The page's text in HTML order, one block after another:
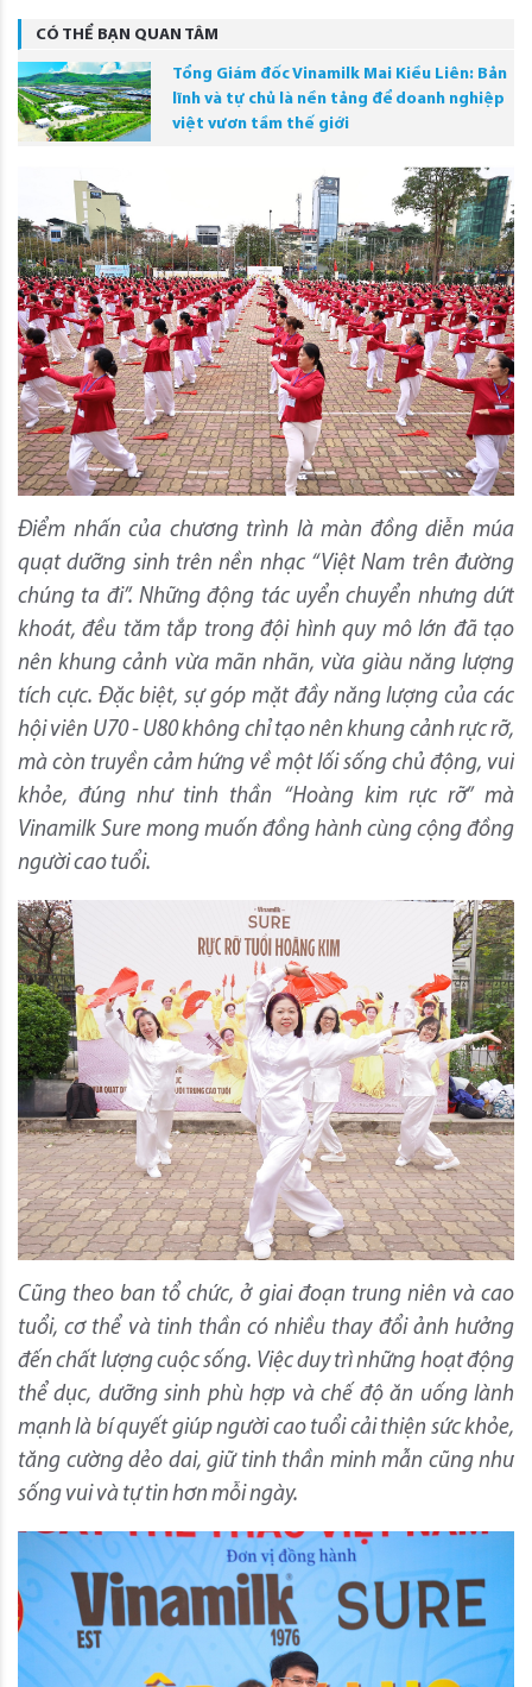
CÓ THỂ BẠN QUAN TÂM
Tổng Giám đốc Vinamilk Mai Kiều Liên: Bản
lĩnh và tự chủ là nền tảng để doanh nghiệp
việt vươn tầm thế giới
Điểm nhấn của chương trình là màn đồng diễn múa
quạt dưỡng sinh trên nền nhạc “Việt Nam trên đường
chúng ta đi”. Những động tác uyển chuyển nhưng dứt
khoát, đều tăm tắp trong đội hình quy mô lớn đã tạo
nên khung cảnh vừa mãn nhãn, vừa giàu năng lượng
tích cực. Đặc biệt, sự góp mặt đầy năng lượng của các
hội viên U70 - U80 không chỉ tạo nên khung cảnh rực rỡ,
mà còn truyền cảm hứng về một lối sống chủ động, vui
khỏe, đúng như tinh thần “Hoàng kim rực rỡ” mà
Vinamilk Sure mong muốn đồng hành cùng cộng đồng
người cao tuổi.
Cũng theo ban tổ chức, ở giai đoạn trung niên và cao
tuổi, cơ thể và tinh thần có nhiều thay đổi ảnh hưởng
đến chất lượng cuộc sống. Việc duy trì những hoạt động
thể dục, dưỡng sinh phù hợp và chế độ ăn uống lành
mạnh là bí quyết giúp người cao tuổi cải thiện sức khỏe,
tăng cường dẻo dai, giữ tinh thần minh mẫn cũng như
sống vui và tự tin hơn mỗi ngày.